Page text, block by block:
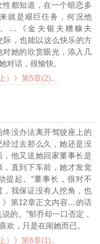
都知道，在一个暗恋多
就是艰巨任务，何况他
…《金夫银夫糟糠夫
际，也能以这么快乐的方
她的欣赏眼光，添入几
对话，很愉快。
）》第5章(2)..
终没办法离开驾驶座上的
过去那么久，她还是没
他又送她回家董事长是
直到下车前，她才发觉
提起。“董事长，很对不
我保证没有人挖角，也
第12章正文内容… 的话
的。”郁乔却一口否定，
欢，只是在闹她而已。
）》第6章(1)..